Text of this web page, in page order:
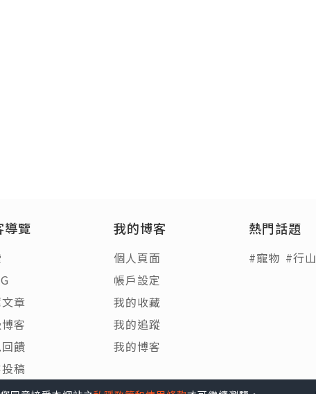
導覽
章
客
饋
稿
我的博客
個人頁面
帳戶設定
我的收藏
我的追蹤
我的博客
熱門話題
#寵物 #行山